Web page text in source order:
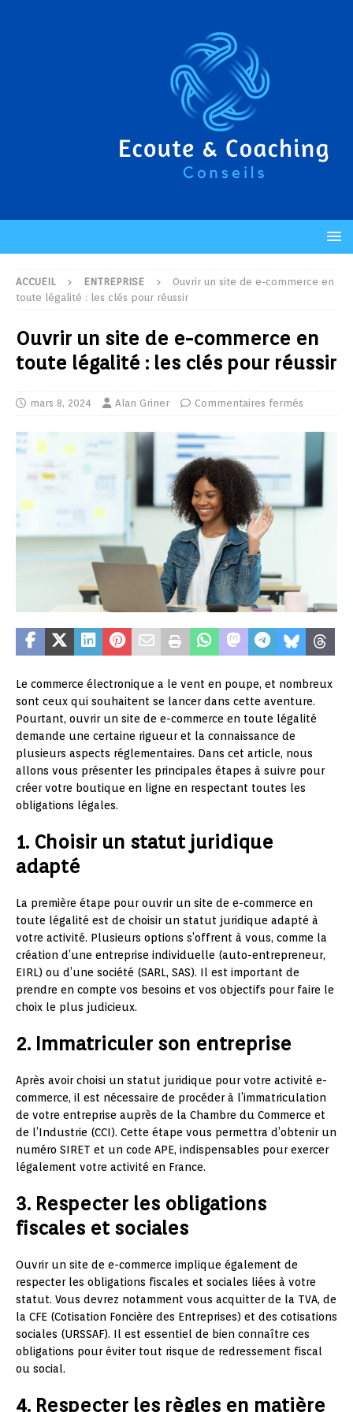
ACCUEIL ENTREPRISE
Ouvrir un site de e-commerce en
toute légalité : les clés pour réussir
Ouvrir un site de e-commerce en
toute légalité : les clés pour réussir
mars 8, 2024 Alan Griner Commentaires fermés
Le commerce électronique a le vent en poupe, et nombreux
sont ceux qui souhaitent se lancer dans cette aventure.
Pourtant, ouvrir un site de e-commerce en toute légalité
demande une certaine rigueur et la connaissance de
plusieurs aspects réglementaires. Dans cet article, nous
allons vous présenter les principales étapes à suivre pour
créer votre boutique en ligne en respectant toutes les
obligations légales.
1. Choisir un statut juridique
adapté
La première étape pour ouvrir un site de e-commerce en
toute légalité est de choisir un statut juridique adapté à
votre activité. Plusieurs options s’offrent à vous, comme la
création d’une entreprise individuelle (auto-entrepreneur,
EIRL) ou d’une société (SARL, SAS). Il est important de
prendre en compte vos besoins et vos objectifs pour faire le
choix le plus judicieux.
2. Immatriculer son entreprise
Après avoir choisi un statut juridique pour votre activité e-
commerce, il est nécessaire de procéder à l’immatriculation
de votre entreprise auprès de la Chambre du Commerce et
de l’Industrie (CCI). Cette étape vous permettra d’obtenir un
numéro SIRET et un code APE, indispensables pour exercer
légalement votre activité en France.
3. Respecter les obligations
fiscales et sociales
Ouvrir un site de e-commerce implique également de
respecter les obligations fiscales et sociales liées à votre
statut. Vous devrez notamment vous acquitter de la TVA, de
la CFE (Cotisation Foncière des Entreprises) et des cotisations
sociales (URSSAF). Il est essentiel de bien connaître ces
obligations pour éviter tout risque de redressement fiscal
ou social.
4. Respecter les règles en matière